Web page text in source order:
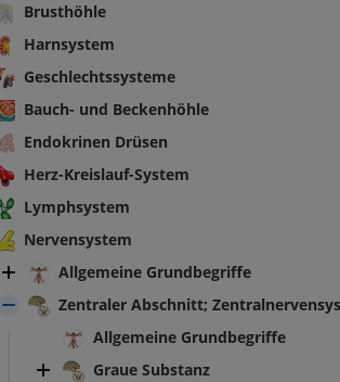
Brusthöhle
Harnsystem
Geschlechtssysteme
Bauch- und Beckenhöhle
Endokrinen Drüsen
Herz-Kreislauf-System
Lymphsystem
Nervensystem
Allgemeine Grundbegriffe
Zentraler Abschnitt;
Allgemeine Grundbegriffe
Graue Substanz